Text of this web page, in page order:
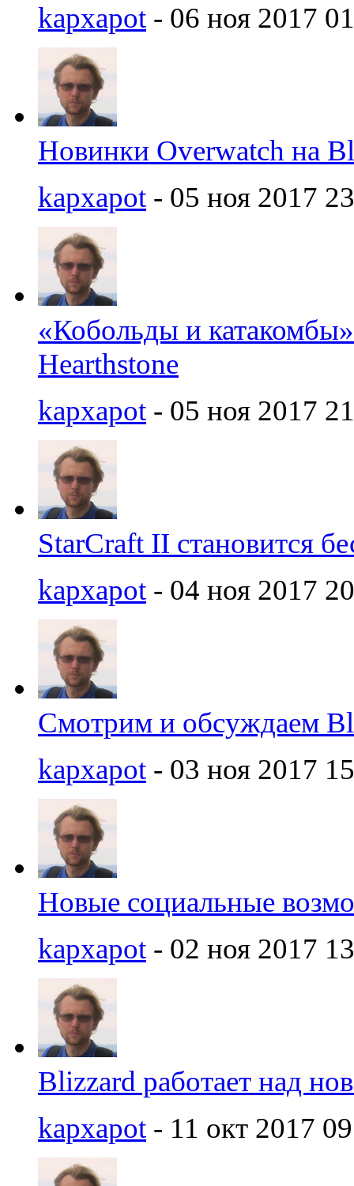
kapxapot - 06 ноя 2017
Новинки Overwatch на
kapxapot - 05 ноя 2017
«Кобольды и
Hearthstone
kapxapot - 05 ноя 2017
StarCraft II становится
kapxapot - 04 ноя 2017
Смотрим и обсуждаем
kapxapot - 03 ноя 2017
Новые социальные
kapxapot - 02 ноя 2017
Blizzard работает над
kapxapot - 11 окт 2017